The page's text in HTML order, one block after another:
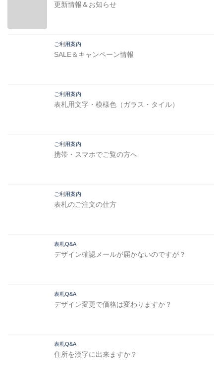
更新情報＆お知らせ
ご利用案内
SALE＆キャンペーン情報
ご利用案内
表札用文字・模様色（ガラス・タイル）
ご利用案内
携帯・スマホでご覧の方へ
ご利用案内
表札のご注文の仕方
表札Q&A
デザイン確認メールが届かないのですが？
表札Q&A
デザイン変更で価格は変わりますか？
表札Q&A
住所を漢字に出来ますか？